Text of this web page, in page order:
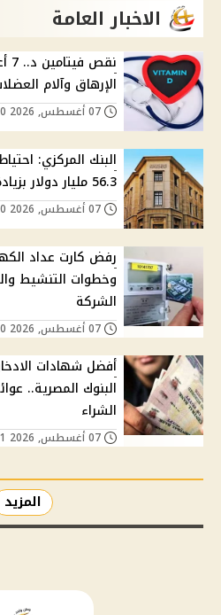
الاخبار العامة
الإرهاق وآلام
البنك المركزي:
56.3 مليار دولار بزيادة 1.23 مليار في يوليو
رفض كارت عداد
وخطوات التنشيط
الشركة
الشراء
المزيد